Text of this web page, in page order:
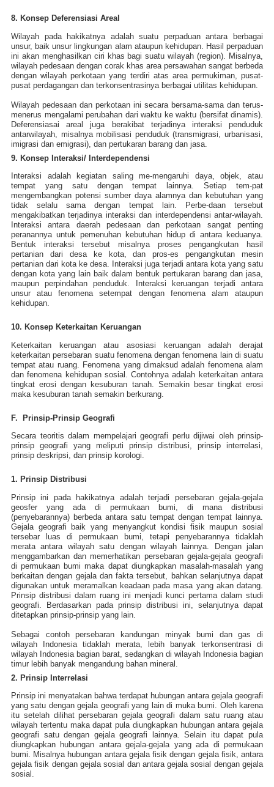
8. Konsep Deferensiasi Areal
Wilayah pada hakikatnya adalah suatu perpaduan antara berbagai
unsur, baik unsur lingkungan alam ataupun kehidupan. Hasil perpaduan
ini akan menghasilkan ciri khas bagi suatu wilayah (region). Misalnya,
wilayah pedesaan dengan corak khas area persawahan sangat berbeda
dengan wilayah perkotaan yang terdiri atas area permukiman, pusat-
pusat perdagangan dan terkonsentrasinya berbagai utilitas kehidupan.
Wilayah pedesaan dan perkotaan ini secara bersama-sama dan terus-
menerus mengalami perubahan dari waktu ke waktu (bersifat dinamis).
Deferensiasai areal juga berakibat terjadinya interaksi penduduk
antarwilayah, misalnya mobilisasi penduduk (transmigrasi, urbanisasi,
imigrasi dan emigrasi), dan pertukaran barang dan jasa.
9. Konsep Interaksi/ Interdependensi
Interaksi adalah kegiatan saling me-mengaruhi daya, objek, atau
tempat yang satu dengan tempat lainnya. Setiap tem-pat
mengembangkan potensi sumber daya alamnya dan kebutuhan yang
tidak selalu sama dengan tempat lain. Perbe-daan tersebut
mengakibatkan terjadinya interaksi dan interdependensi antar-wilayah.
Interaksi antara daerah pedesaan dan perkotaan sangat penting
peranannya untuk pemenuhan kebutuhan hidup di antara keduanya.
Bentuk interaksi tersebut misalnya proses pengangkutan hasil
pertanian dari desa ke kota, dan pros-es pengangkutan mesin
pertanian dari kota ke desa. Interaksi juga terjadi antara kota yang satu
dengan kota yang lain baik dalam bentuk pertukaran barang dan jasa,
maupun perpindahan penduduk. Interaksi keruangan terjadi antara
unsur atau fenomena setempat dengan fenomena alam ataupun
kehidupan.
10. Konsep Keterkaitan Keruangan
Keterkaitan keruangan atau asosiasi keruangan adalah derajat
keterkaitan persebaran suatu fenomena dengan fenomena lain di suatu
tempat atau ruang. Fenomena yang dimaksud adalah fenomena alam
dan fenomena kehidupan sosial. Contohnya adalah keterkaitan antara
tingkat erosi dengan kesuburan tanah. Semakin besar tingkat erosi
maka kesuburan tanah semakin berkurang.
F. Prinsip-Prinsip Geografi
Secara teoritis dalam mempelajari geografi perlu dijiwai oleh prinsip-
prinsip geografi yang meliputi prinsip distribusi, prinsip interrelasi,
prinsip deskripsi, dan prinsip korologi.
1. Prinsip Distribusi
Prinsip ini pada hakikatnya adalah terjadi persebaran gejala-gejala
geosfer yang ada di permukaan bumi, di mana distribusi
(penyebarannya) berbeda antara satu tempat dengan tempat lainnya.
Gejala geografi baik yang menyangkut kondisi fisik maupun sosial
tersebar luas di permukaan bumi, tetapi penyebarannya tidaklah
merata antara wilayah satu dengan wilayah lainnya. Dengan jalan
menggambarkan dan memerhatikan persebaran gejala-gejala geografi
di permukaan bumi maka dapat diungkapkan masalah-masalah yang
berkaitan dengan gejala dan fakta tersebut, bahkan selanjutnya dapat
digunakan untuk meramalkan keadaan pada masa yang akan datang.
Prinsip distribusi dalam ruang ini menjadi kunci pertama dalam studi
geografi. Berdasarkan pada prinsip distribusi ini, selanjutnya dapat
ditetapkan prinsip-prinsip yang lain.
Sebagai contoh persebaran kandungan minyak bumi dan gas di
wilayah Indonesia tidaklah merata, lebih banyak terkonsentrasi di
wilayah Indonesia bagian barat, sedangkan di wilayah Indonesia bagian
timur lebih banyak mengandung bahan mineral.
2. Prinsip Interrelasi
Prinsip ini menyatakan bahwa terdapat hubungan antara gejala geografi
yang satu dengan gejala geografi yang lain di muka bumi. Oleh karena
itu setelah dilihat persebaran gejala geografi dalam satu ruang atau
wilayah tertentu maka dapat pula diungkapkan hubungan antara gejala
geografi satu dengan gejala geografi lainnya. Selain itu dapat pula
diungkapkan hubungan antara gejala-gejala yang ada di permukaan
bumi. Misalnya hubungan antara gejala fisik dengan gejala fisik, antara
gejala fisik dengan gejala sosial dan antara gejala sosial dengan gejala
sosial.